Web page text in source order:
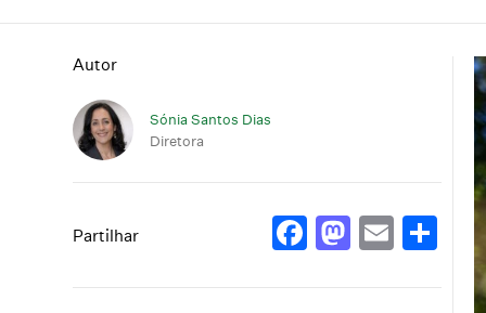
Autor
Sónia Santos Dias
Diretora
Partilhar Facebook
Email